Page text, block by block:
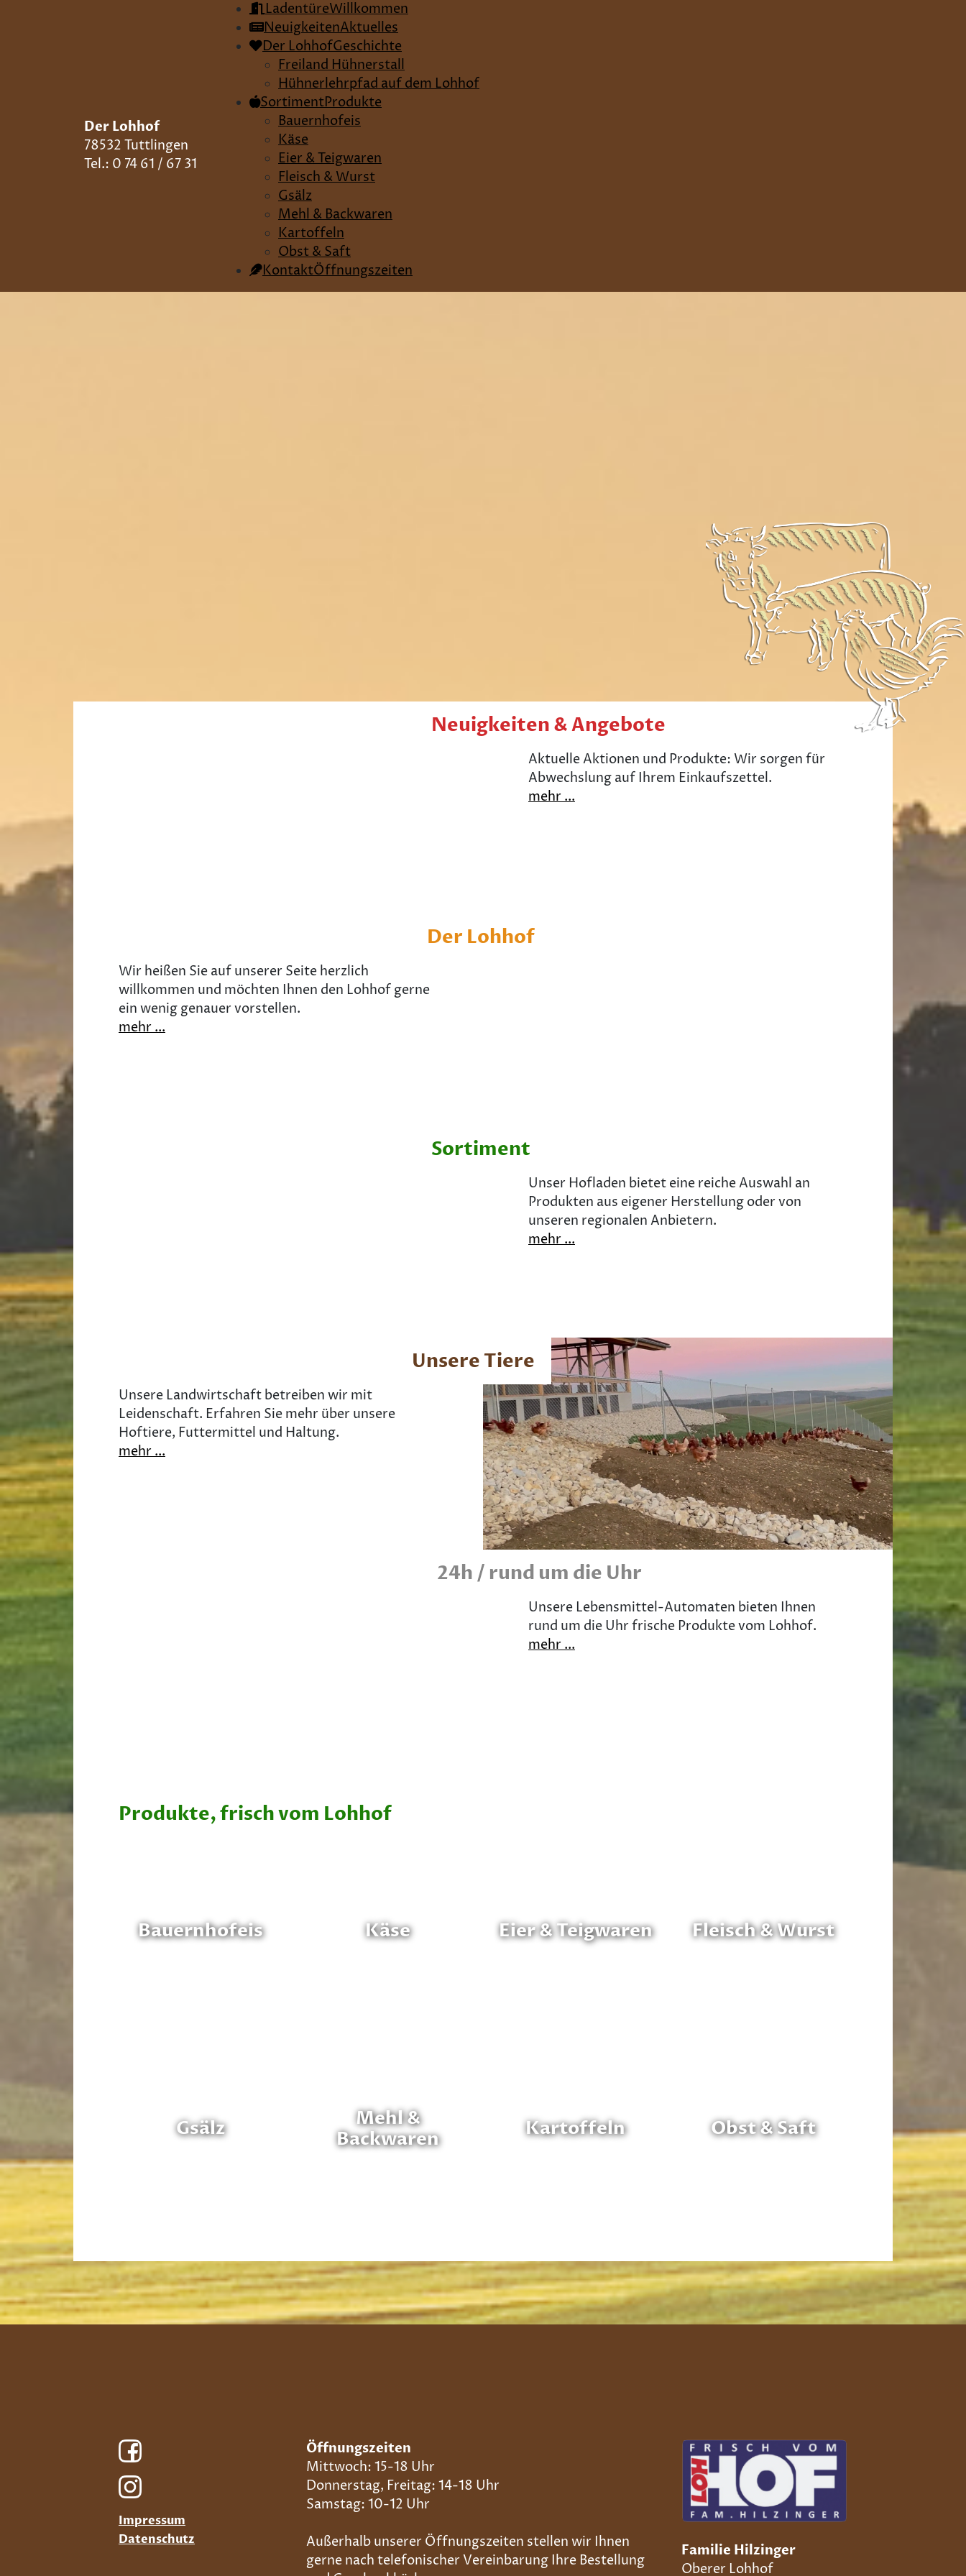
Der Lohhof
78532 Tuttlingen
Tel.: 0 74 61 / 67 31
LadentüreWillkommen
NeuigkeitenAktuelles
Der LohhofGeschichte
Freiland Hühnerstall
Hühnerlehrpfad auf dem Lohhof
SortimentProdukte
Bauernhofeis
Käse
Eier & Teigwaren
Fleisch & Wurst
Gsälz
Mehl & Backwaren
Kartoffeln
Obst & Saft
KontaktÖffnungszeiten
Neuigkeiten & Angebote
Aktuelle Aktionen und Produkte: Wir sorgen für
Abwechslung auf Ihrem Einkaufszettel.
mehr ...
Der Lohhof
Wir heißen Sie auf unserer Seite herzlich
willkommen und möchten Ihnen den Lohhof gerne
ein wenig genauer vorstellen.
mehr ...
Sortiment
Unser Hofladen bietet eine reiche Auswahl an
Produkten aus eigener Herstellung oder von
unseren regionalen Anbietern.
mehr ...
Unsere Tiere
Unsere Landwirtschaft betreiben wir mit
Leidenschaft. Erfahren Sie mehr über unsere
Hoftiere, Futtermittel und Haltung.
mehr ...
24h / rund um die Uhr
Unsere Lebensmittel-Automaten bieten Ihnen
rund um die Uhr frische Produkte vom Lohhof.
mehr ...
Produkte, frisch vom Lohhof
Bauernhofeis Käse Eier & Teigwaren Fleisch & Wurst
Gsälz
Mehl &
Backwaren
Kartoffeln Obst & Saft
Impressum
Datenschutz
Öffnungszeiten
Mittwoch: 15-18 Uhr
Donnerstag, Freitag: 14-18 Uhr
Samstag: 10-12 Uhr
Außerhalb unserer Öffnungszeiten stellen wir Ihnen
gerne nach telefonischer Vereinbarung Ihre Bestellung
Familie Hilzinger
Oberer Lohhof